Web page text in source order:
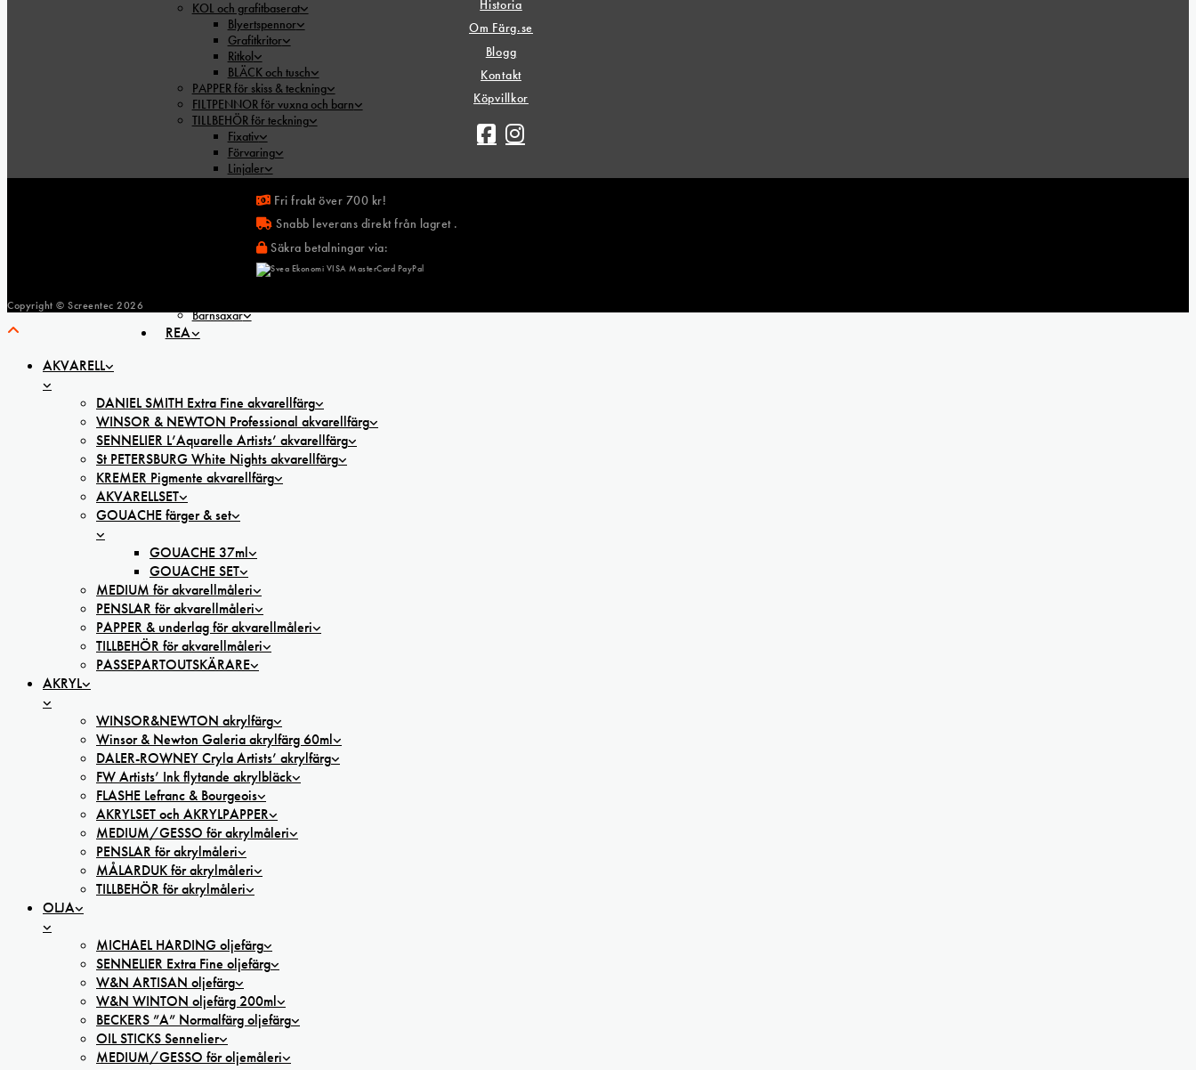
KOL och grafitbaserat
Blyertspennor
Grafitkritor
Ritkol
BLÄCK och tusch
PAPPER för skiss & teckning
FILTPENNOR för vuxna och barn
TILLBEHÖR för teckning
Fixativ
Förvaring
Linjaler
Radergummin
Ritbord & Ljusbord
Skärmattor
Vässare
FOAMBOARD
Barnsaxar
REA
AKVARELL
DANIEL SMITH Extra Fine akvarellfärg
WINSOR & NEWTON Professional akvarellfärg
SENNELIER L’Aquarelle Artists’ akvarellfärg
St PETERSBURG White Nights akvarellfärg
KREMER Pigmente akvarellfärg
AKVARELLSET
GOUACHE färger & set
GOUACHE 37ml
GOUACHE SET
MEDIUM för akvarellmåleri
PENSLAR för akvarellmåleri
PAPPER & underlag för akvarellmåleri
TILLBEHÖR för akvarellmåleri
PASSEPARTOUTSKÄRARE
AKRYL
WINSOR&NEWTON akrylfärg
Winsor & Newton Galeria akrylfärg 60ml
DALER-ROWNEY Cryla Artists’ akrylfärg
FW Artists’ Ink flytande akrylbläck
FLASHE Lefranc & Bourgeois
AKRYLSET och AKRYLPAPPER
MEDIUM/GESSO för akrylmåleri
PENSLAR för akrylmåleri
MÅLARDUK för akrylmåleri
TILLBEHÖR för akrylmåleri
OLJA
MICHAEL HARDING oljefärg
SENNELIER Extra Fine oljefärg
W&N ARTISAN oljefärg
W&N WINTON oljefärg 200ml
BECKERS ”A” Normalfärg oljefärg
OIL STICKS Sennelier
MEDIUM/GESSO för oljemåleri
Historia
Om Färg.se
Blogg
Kontakt
Köpvillkor
Fri frakt över 700 kr!
Snabb leverans direkt från lagret .
Säkra betalningar via:
Copyright © Screentec 2026